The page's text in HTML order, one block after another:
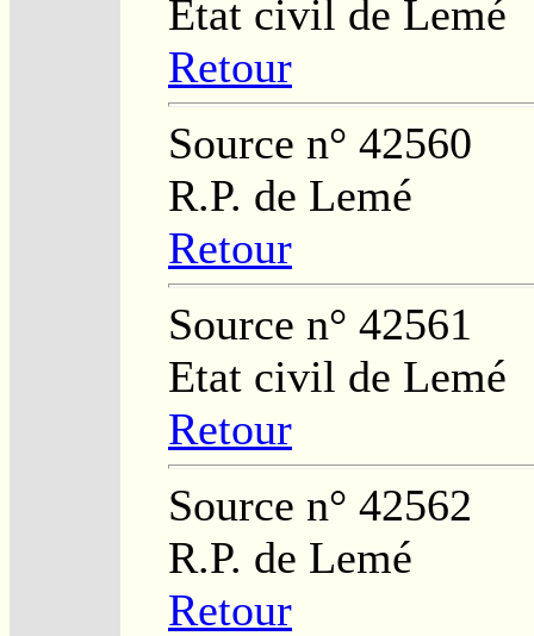
Etat civil de Lemé
Retour
Source n° 42560
R.P. de Lemé
Retour
Source n° 42561
Etat civil de Lemé
Retour
Source n° 42562
R.P. de Lemé
Retour